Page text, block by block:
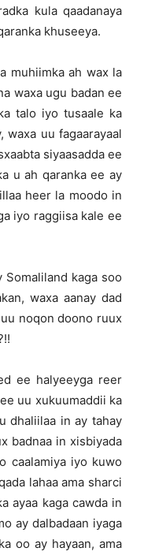
kula qaadanaya
khuseeya.
muhiimka ah wax la
waxa ugu badan ee
talo iyo tusaale ka
uu fagaarayaal
siyaasadda ee
u ah qaranka ee ay
heer la moodo in
iyo raggiisa kale ee
kaga soo
waxa aanay dad
noqon doono ruux
ee halyeeyga reer
uu xukuumaddii ka
dhaliilaa in ay tahay
badnaa in xisbiyada
caalamiya iyo kuwo
lahaa ama sharci
ayaa kaga cawda in
ay dalbadaan iyaga
oo ay hayaan, ama